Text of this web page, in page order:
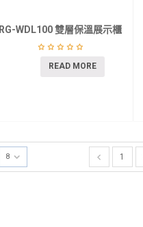
RG-WDL100 雙層保溫展示櫃
READ MORE
8 1